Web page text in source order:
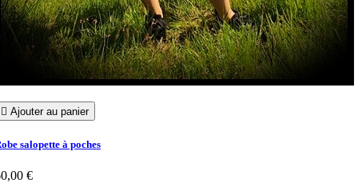
 Ajouter au panier
salopette à poches
€